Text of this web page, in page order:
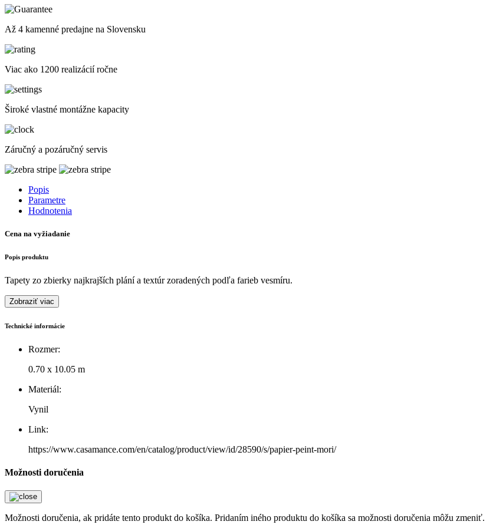
Až 4 kamenné predajne na Slovensku
Viac ako 1200 realizácií ročne
Široké vlastné montážne kapacity
Záručný a pozáručný servis
Popis
Parametre
Hodnotenia
Cena na vyžiadanie
Popis produktu
Tapety zo zbierky najkrajších plání a textúr zoradených podľa farieb vesmíru.
Zobraziť viac
Technické informácie
Rozmer:
0.70 x 10.05 m
Materiál:
Vynil
Link:
https://www.casamance.com/en/catalog/product/view/id/28590/s/papier-peint-mori/
Možnosti doručenia
Možnosti doručenia, ak pridáte tento produkt do košíka. Pridaním iného produktu do košíka sa možnosti doručenia môžu zmeniť.